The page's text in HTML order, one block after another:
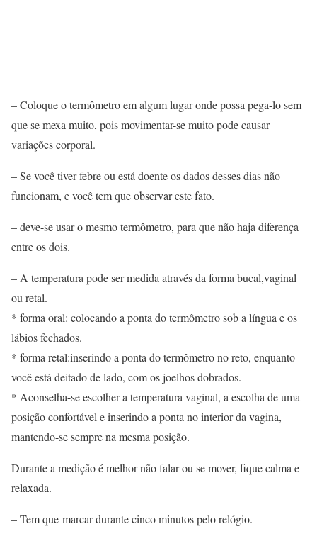
– Coloque o termômetro em algum lugar onde possa pega-lo sem
que se mexa muito, pois movimentar-se muito pode causar
variações corporal.
– Se você tiver febre ou está doente os dados desses dias não
funcionam, e você tem que observar este fato.
– deve-se usar o mesmo termômetro, para que não haja diferença
entre os dois.
– A temperatura pode ser medida através da forma bucal,vaginal
ou retal.
* forma oral: colocando a ponta do termômetro sob a língua e os
lábios fechados.
* forma retal:inserindo a ponta do termômetro no reto, enquanto
você está deitado de lado, com os joelhos dobrados.
* Aconselha-se escolher a temperatura vaginal, a escolha de uma
posição confortável e inserindo a ponta no interior da vagina,
mantendo-se sempre na mesma posição.
Durante a medição é melhor não falar ou se mover, fique calma e
relaxada.
– Tem que marcar durante cinco minutos pelo relógio.